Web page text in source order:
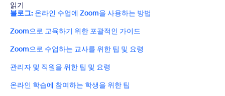
읽기
블로그:온라인 수업에 Zoom을 사용하는 방법
Zoom으로 교육하기 위한 포괄적인 가이드
Zoom으로 수업하는 교사를 위한 팁 및 요령
관리자 및 직원을 위한 팁 및 요령
온라인 학습에 참여하는 학생을 위한 팁